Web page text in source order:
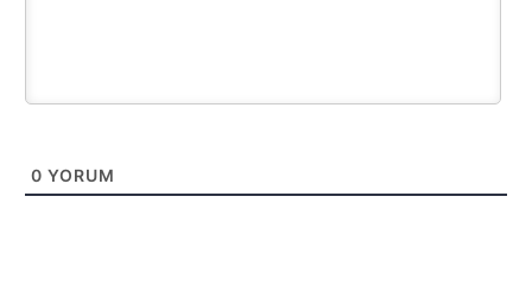
0 YORUM